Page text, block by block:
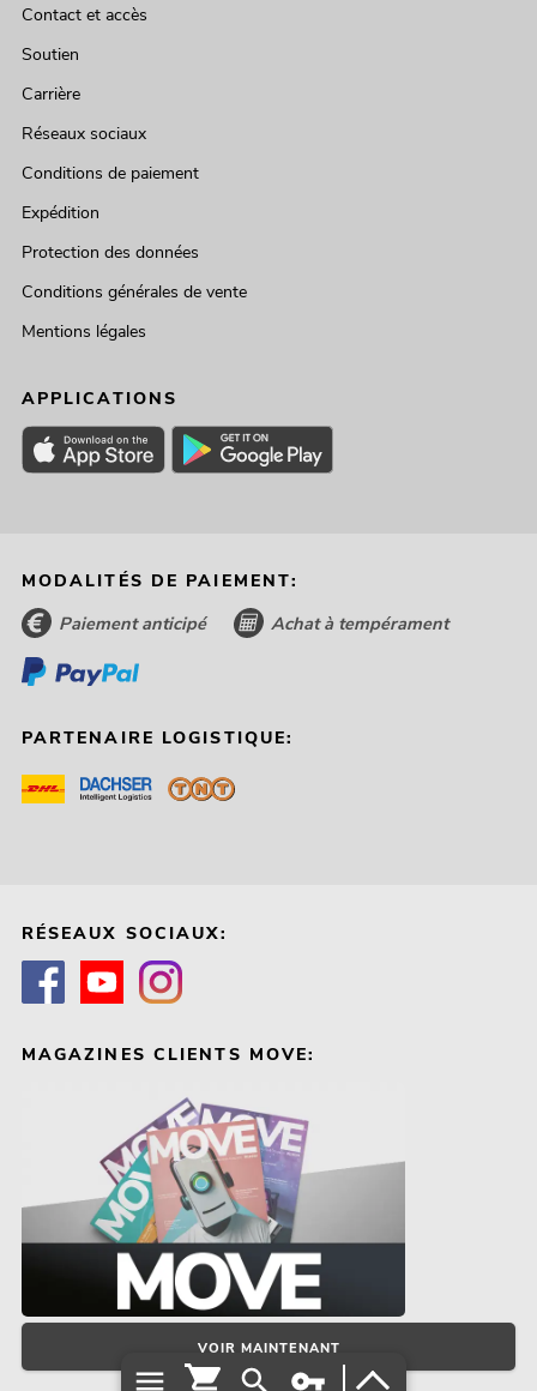
Contact et accès
Soutien
Carrière
Réseaux sociaux
Conditions de paiement
Expédition
Protection des données
Conditions générales de vente
Mentions légales
APPLICATIONS
MODALITÉS DE PAIEMENT:
Paiement anticipé Achat à tempérament
PARTENAIRE LOGISTIQUE:
RÉSEAUX SOCIAUX:
MAGAZINES CLIENTS MOVE:
VOIR MAINTENANT